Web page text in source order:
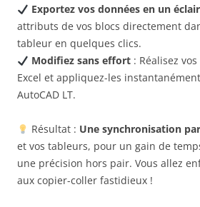
Exportez vos données en un éclair
attributs de vos blocs directement
tableur en quelques clics.
Modifiez sans effort: Réalisez
Excel et appliquez-les
AutoCAD LT.
Résultat : Une synchronisation
et vos tableurs, pour un gain de
une précision hors pair. Vous allez
aux copier-coller fastidieux !